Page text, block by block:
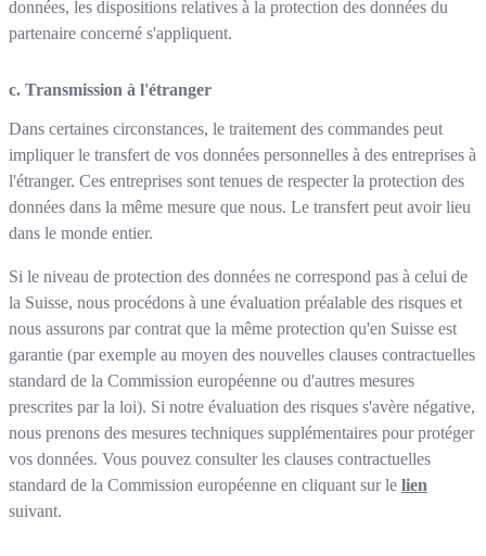
données, les dispositions relatives à la protection des données du
partenaire concerné s'appliquent.
c. Transmission à l'étranger
Dans certaines circonstances, le traitement des commandes peut
impliquer le transfert de vos données personnelles à des entreprises à
l'étranger. Ces entreprises sont tenues de respecter la protection des
données dans la même mesure que nous. Le transfert peut avoir lieu
dans le monde entier.
Si le niveau de protection des données ne correspond pas à celui de
la Suisse, nous procédons à une évaluation préalable des risques et
nous assurons par contrat que la même protection qu'en Suisse est
garantie (par exemple au moyen des nouvelles clauses contractuelles
standard de la Commission européenne ou d'autres mesures
prescrites par la loi). Si notre évaluation des risques s'avère négative,
nous prenons des mesures techniques supplémentaires pour protéger
vos données. Vous pouvez consulter les clauses contractuelles
standard de la Commission européenne en cliquant sur le lien
suivant.